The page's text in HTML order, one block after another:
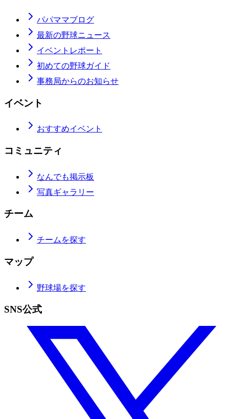
パパママブログ
最新の野球ニュース
イベントレポート
初めての野球ガイド
事務局からのお知らせ
イベント
おすすめイベント
コミュニティ
なんでも掲示板
写真ギャラリー
チーム
チームを探す
マップ
野球場を探す
SNS公式